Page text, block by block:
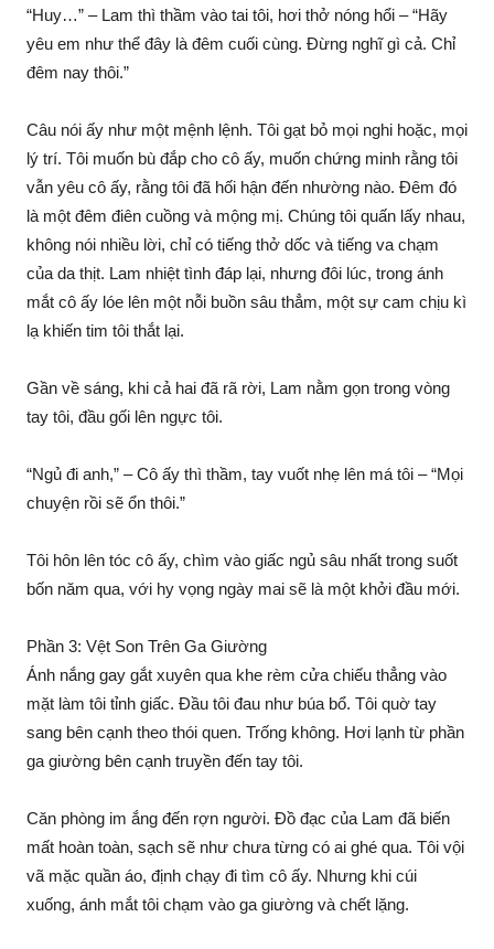
“Huy…” – Lam thì thầm vào tai tôi, hơi thở nóng hổi – “Hãy
yêu em như thể đây là đêm cuối cùng. Đừng nghĩ gì cả. Chỉ
đêm nay thôi.”
Câu nói ấy như một mệnh lệnh. Tôi gạt bỏ mọi nghi hoặc, mọi
lý trí. Tôi muốn bù đắp cho cô ấy, muốn chứng minh rằng tôi
vẫn yêu cô ấy, rằng tôi đã hối hận đến nhường nào. Đêm đó
là một đêm điên cuồng và mộng mị. Chúng tôi quấn lấy nhau,
không nói nhiều lời, chỉ có tiếng thở dốc và tiếng va chạm
của da thịt. Lam nhiệt tình đáp lại, nhưng đôi lúc, trong ánh
mắt cô ấy lóe lên một nỗi buồn sâu thẳm, một sự cam chịu kì
lạ khiến tim tôi thắt lại.
Gần về sáng, khi cả hai đã rã rời, Lam nằm gọn trong vòng
tay tôi, đầu gối lên ngực tôi.
“Ngủ đi anh,” – Cô ấy thì thầm, tay vuốt nhẹ lên má tôi – “Mọi
chuyện rồi sẽ ổn thôi.”
Tôi hôn lên tóc cô ấy, chìm vào giấc ngủ sâu nhất trong suốt
bốn năm qua, với hy vọng ngày mai sẽ là một khởi đầu mới.
Phần 3: Vệt Son Trên Ga Giường
Ánh nắng gay gắt xuyên qua khe rèm cửa chiếu thẳng vào
mặt làm tôi tỉnh giấc. Đầu tôi đau như búa bổ. Tôi quờ tay
sang bên cạnh theo thói quen. Trống không. Hơi lạnh từ phần
ga giường bên cạnh truyền đến tay tôi.
Căn phòng im ắng đến rợn người. Đồ đạc của Lam đã biến
mất hoàn toàn, sạch sẽ như chưa từng có ai ghé qua. Tôi vội
vã mặc quần áo, định chạy đi tìm cô ấy. Nhưng khi cúi
xuống, ánh mắt tôi chạm vào ga giường và chết lặng.